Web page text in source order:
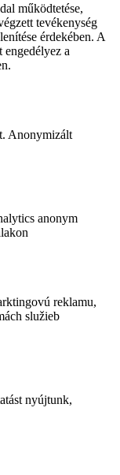
működtetése,
tevékenység
érdekében. A
engedélyez a
Anonymizált
anonym
reklamu,
služieb
nyújtunk,